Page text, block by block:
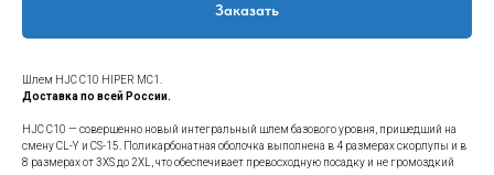
Заказать
Шлем HJC C10 HIPER MC1.
Доставка по всей России.
HJC C10 — совершенно новый интегральный шлем базового уровня, пришедший на
смену CL-Y и CS-15. Поликарбонатная оболочка выполнена в 4 размерах скорлупы и в
8 размерах от 3XS до 2XL, что обеспечивает превосходную посадку и не громоздкий